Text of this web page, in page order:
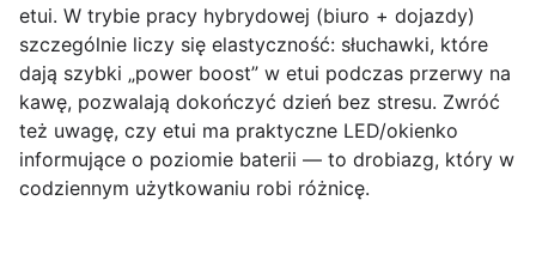
etui. W trybie pracy hybrydowej (biuro + dojazdy)
szczególnie liczy się elastyczność: słuchawki, które
dają szybki „power boost” w etui podczas przerwy na
kawę, pozwalają dokończyć dzień bez stresu. Zwróć
też uwagę, czy etui ma praktyczne LED/okienko
informujące o poziomie baterii — to drobiazg, który w
codziennym użytkowaniu robi różnicę.